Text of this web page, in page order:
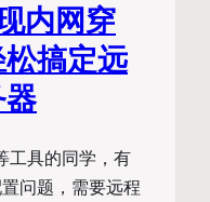
内网穿
搞定远
具的同学，有
问题，需要远程